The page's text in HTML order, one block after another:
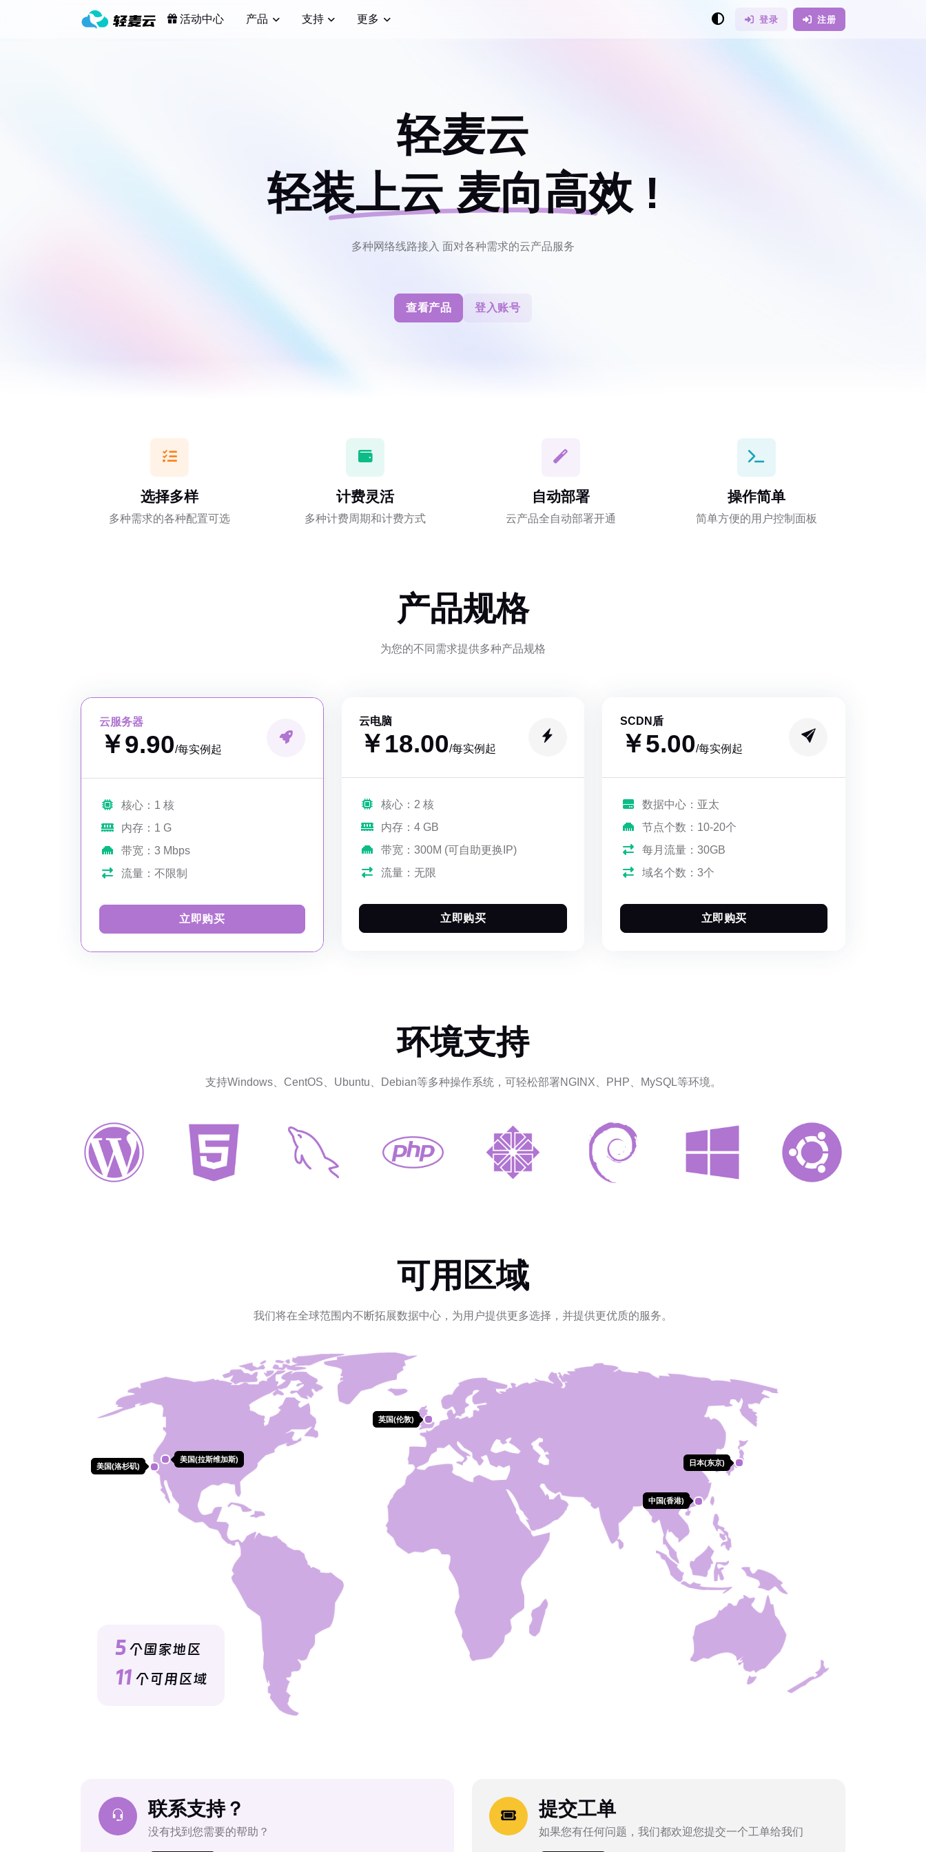
活动中心 产品 支持 更多 登录 注册
轻麦云
轻装上云 麦向高效 !
多种网络线路接入 面对各种需求的云产品服务
查看产品 登入账号
选择多样
多种需求的各种配置可选
计费灵活
多种计费周期和计费方式
自动部署
云产品全自动部署开通
操作简单
简单方便的用户控制面板
产品规格
为您的不同需求提供多种产品规格
云服务器
￥9.90/每实例起
核心：1 核
内存：1 G
带宽：3 Mbps
流量：不限制
立即购买
云电脑
￥18.00/每实例起
核心：2 核
内存：4 GB
带宽：300M (可自助更换IP)
流量：无限
立即购买
SCDN盾
￥5.00/每实例起
数据中心：亚太
节点个数：10-20个
每月流量：30GB
域名个数：3个
立即购买
环境支持
支持Windows、CentOS、Ubuntu、Debian等多种操作系统，可轻松部署NGINX、PHP、MySQL等环境。
可用区域
我们将在全球范围内不断拓展数据中心，为用户提供更多选择，并提供更优质的服务。
5个国家地区
11个可用区域
联系支持？
没有找到您需要的帮助？
提交工单
如果您有任何问题，我们都欢迎您提交一个工单给我们
中国(香港)
日本(东京)
美国(拉斯维加斯)
美国(洛杉矶)
英国(伦敦)
中国(香港)
日本(东京)
美国(拉斯维加斯)
美国(洛杉矶)
英国(伦敦)